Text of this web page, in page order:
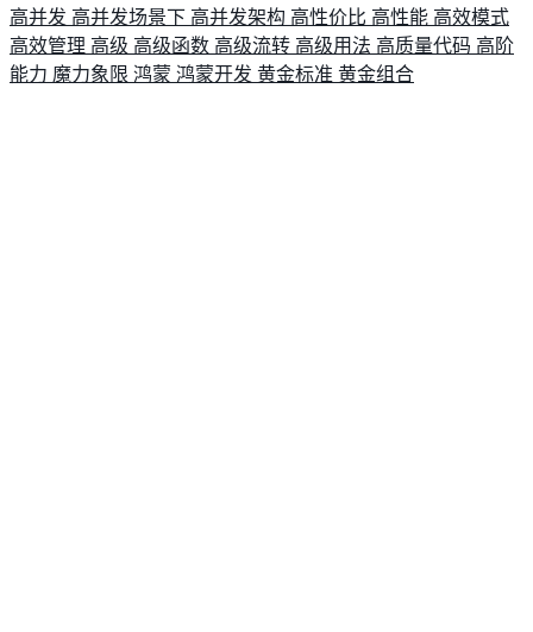
高并发 高并发场景下 高并发架构 高性价比 高性能 高效模式
高效管理 高级 高级函数 高级流转 高级用法 高质量代码 高阶
能力 魔力象限 鸿蒙 鸿蒙开发 黄金标准 黄金组合